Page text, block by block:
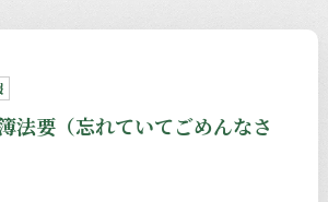
法要（忘れていてごめんなさ